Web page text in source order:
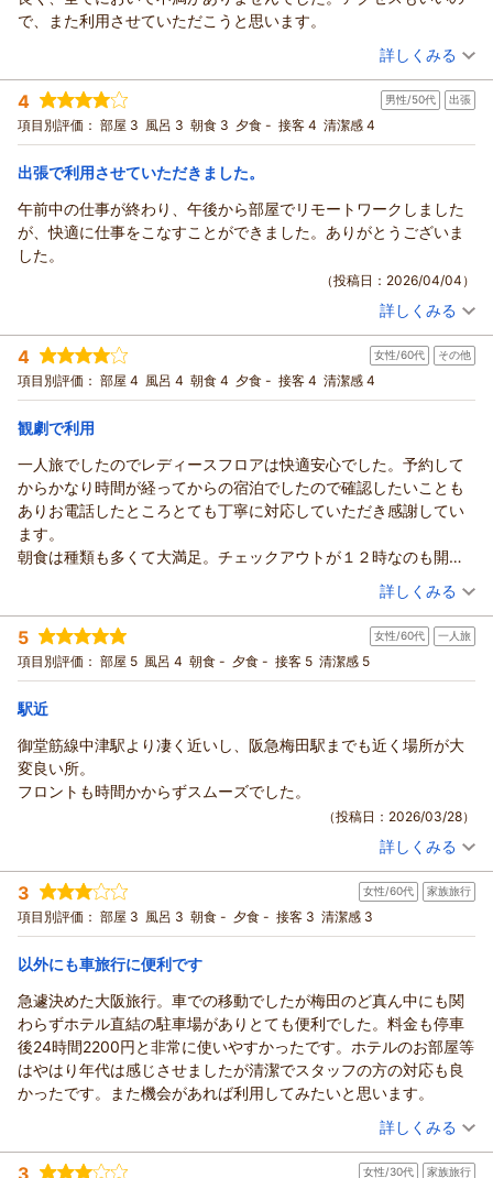
た。
で配布されている。見たことのないブランドで、やや切り口が切
りづらかったが、それ以外に不満点のないホテルだった。
梅田芸術劇場が近く、開演ギリギリまでお過ごしいただけたと
のこと、大変嬉しく拝見しました。エレベーターの待ち時間が
少なく、チェックアウトもカードを箱へ入れるだけで楽だった
とのご評価、安心しました。
清潔感についてもご指摘ありがとうございます。使い捨てスリ
ッパの採用とデュベカバー交換式のベッドに関して衛生面には
特に配慮しています。今後も清掃・衛生管理を徹底してまいり
ます。
して拝聴しました。ご不便を感じられた点は今後の改善材料と
させていただきます。
また大阪へお越しの際には、ぜひお待ちしております。いただ
いたご意見をもとに、さらに快適にお過ごしいただけるよう努
（返信日：2026/04/23）
で、また利用させていただこうと思います。
（投稿日：2026/04/15）
宿泊時期： 2026年04月宿泊 (一人旅)
投稿者： めぐっちさん
宿泊プラン： 【じゃらんのお得な10日間】【ポイントアップが嬉しい☆】ポ
イント10％プラン（素泊まり）
シングル 食事なし
宿泊価格帯： 9,001～10,000円(大人一人あたり/税込)
ハートンホテル北梅田からの返信
この度はハートンホテル北梅田のご滞在と貴重なご感想をあり
がとうございます。
レディースルームの匂いがなく、広すぎずゆったりとした空
間、三面鏡や食器棚、お風呂の深さと大きさにご満足いただけ
たとのお言葉を拝見し、大変嬉しく思います。アクセスの良さ
もご評価くださり、またのご利用を心よりお待ちしています。
次回ご宿泊の際には、寒い時期にも快適にお過ごしいただける
よう暖房の設定など遠慮なくご相談ください。
またお会いできる日を楽しみにしております。
詳しくみる
4 男性/50代 出張
項目別評価： 部屋 3 風呂 3 朝食 3 夕食 - 接客 4 清潔感 4
出張で利用させていただきました。
午前中の仕事が終わり、午後から部屋でリモートワークしました
が、快適に仕事をこなすことができました。ありがとうございま
した。
（投稿日：2026/04/04）
投稿者： 梅田さん(男性/50代)
宿泊プラン： 【スタンダード】＜朝食付き＞御堂筋線『中津駅』より徒歩2
分！朝食付きプラン～12時チェックアウト
シングル 朝のみ
宿泊価格帯： 11,001～12,000円(大人一人あたり/税込)
ハートンホテル北梅田にご宿泊いただき、ありがとうございま
す。
午前中のご就業を客室でリモートワークされ、午後も快適にお
過ごしいただけたと伺い、私どもも大変嬉しく思います。
安定したWi-Fiと落ち着いた環境が作業のお役に立てたようで何
次回のご予約の際も、作業に適したお部屋のリクエストなどお
気軽にお知らせください。
またのご来訪を心よりお待ちしております。
（返信日：2026/04/08）
詳しくみる
4 女性/60代 その他
項目別評価： 部屋 4 風呂 4 朝食 4 夕食 - 接客 4 清潔感 4
観劇で利用
一人旅でしたのでレディースフロアは快適安心でした。予約して
からかなり時間が経ってからの宿泊でしたので確認したいことも
ありお電話したところとても丁寧に対応していただき感謝してい
ます。
朝食は種類も多くて大満足。チェックアウトが１２時なのも開演
ギリギリまでホテルでゆっくり過ごせて助かりました。また是非
お世話になりありがとうございました。
（投稿日：2026/04/01）
宿泊時期： 2026年03月宿泊 (その他)
投稿者： うさぎさんさん
宿泊プラン： 【連泊割引】＜朝食付き＞2連泊以上宿泊のお客様には『連泊
価格』でご案内！連泊割引プラン
シングル 朝のみ
宿泊価格帯：
ハートンホテル北梅田からの返信
このたびはハートンホテル北梅田にご宿泊いただき、誠にあり
がとうございました。
お一人旅でのご滞在で、レディースフロアが安心してお過ごし
いただけたとのお言葉を拝見し、大変嬉しく思います。
予約後のお電話でのご対応についてもお褒めの言葉をいただ
き、スタッフ一同励みになります。 朝食の品数にもご満足いた
だけたとのことで何よりです。
チェックアウト12時で開演ギリギリまでお過ごしいただけたと
のこと、快適にお過ごしいただけて良かったです。 また機会が
ます。
（返信日：2026/04/08）
詳しくみる
5 女性/60代 一人旅
項目別評価： 部屋 5 風呂 4 朝食 - 夕食 - 接客 5 清潔感 5
駅近
御堂筋線中津駅より凄く近いし、阪急梅田駅までも近く場所が大
変良い所。
フロントも時間かからずスムーズでした。
（投稿日：2026/03/28）
投稿者： シーちゃんさん(女性/60代)
宿泊プラン： 【じゃらんのお得な10日間】【ポイントアップが嬉しい☆】ポ
イント10％プラン（素泊まり）
シングル 食事なし
宿泊価格帯： 10,001～11,000円(大人一人あたり/税込)
この度はハートンホテル北梅田のご宿泊、そして素敵なご感想
をありがとうございます。
御堂筋線中津駅からの近さと阪急梅田駅へのアクセスの良さと
いう立地をお褒めいただき、またフロントの対応がスムーズだ
ったとのこと、大変嬉しく拝読しました。
今後もお客様の快適さを第一に、迅速で丁寧なサービスを心掛
けてまいります。次回お越しの際も、どうぞお気軽にお申し付
けください。
詳しくみる
3 女性/60代 家族旅行
項目別評価： 部屋 3 風呂 3 朝食 - 夕食 - 接客 3 清潔感 3
以外にも車旅行に便利です
急遽決めた大阪旅行。車での移動でしたが梅田のど真ん中にも関
わらずホテル直結の駐車場がありとても便利でした。料金も停車
後24時間2200円と非常に使いやすかったです。ホテルのお部屋等
はやはり年代は感じさせましたが清潔でスタッフの方の対応も良
かったです。また機会があれば利用してみたいと思います。
（投稿日：2026/03/22）
宿泊時期： 2026年02月宿泊 (家族旅行)
詳しくみる
3 女性/30代 家族旅行